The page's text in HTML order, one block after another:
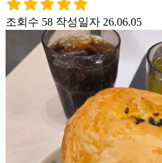
조회수 58 작성일자 26.06.05